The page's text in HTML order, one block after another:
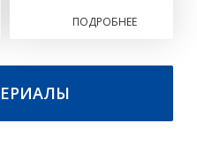
ПОДРОБНЕЕ